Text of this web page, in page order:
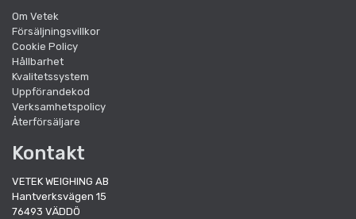
Om Vetek
Försäljningsvillkor
Cookie Policy
Hållbarhet
Kvalitetssystem
Uppförandekod
Verksamhetspolicy
Återförsäljare
Kontakt
VETEK WEIGHING AB
Hantverksvägen 15
76493 VÄDDÖ